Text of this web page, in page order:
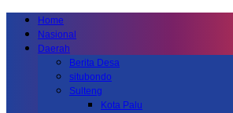
Home
Nasional
Daerah
Berita Desa
situbondo
Sulteng
Kota Palu